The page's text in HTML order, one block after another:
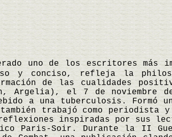
uno de los escritores más
y conciso, refleja la
de las cualidades
Argelia), el 7 de noviembre
a una tuberculosis. Formó
trabajó como periodista y
inspiradas por sus
Paris-Soir. Durante la II